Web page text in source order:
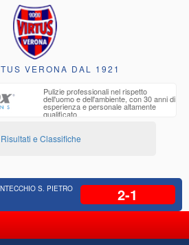
VERONA DAL 1921
Pulizie professionali nel rispetto
dell'uomo e dell'ambiente, con 30 anni di
esperienza e personale altamente
qualificato
Risultati e Classifiche
S. PIETRO 2-1